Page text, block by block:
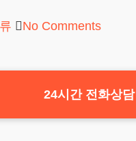
No Comments
24시간 전화상